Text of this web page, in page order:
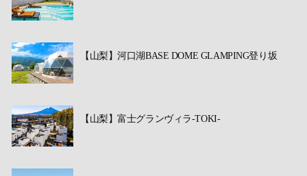
【山梨】河口湖BASE DOME GLAMPING登り坂
【山梨】富士グランヴィラ-TOKI-